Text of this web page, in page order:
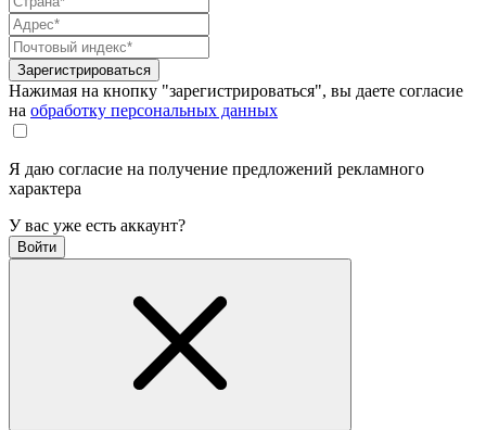
Зарегистрироваться
Нажимая на кнопку "зарегистрироваться", вы даете согласие
на обработку персональных данных
Я даю согласие на получение предложений рекламного
характера
У вас уже есть аккаунт?
Войти